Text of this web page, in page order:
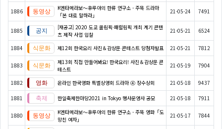
1886
K엔타메라보～후루야의 한류 연구소 - 주목 드라마
「본 대로 말하라」
21-05-24 7491
1885
[재공고] 2020 도쿄 올림픽·패럴림픽 개최 계기 콘텐
츠 제작 사업 입찰
21-05-21 6524
1884 제12회 한국요리 사진＆감상문 콘테스트 당첨자발표 21-05-21 7812
1883
제13회 직접 만들어봐요! 한국요리! 사진＆감상문 콘
테스트
21-05-19 7904
1882 온라인 한국영화 특별상영회 드라마 ④ 장수상회 21-05-18 9437
1881 한일축제한마당2021 in Tokyo 행사운영사 공모 21-05-18 7911
1880
K엔타메라보～후루야의 한류 연구소 - 주목 영화「도
망친 여자」
21-05-17 7844